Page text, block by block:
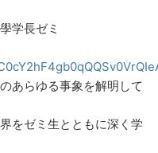
学長ゼミ
あらゆる事象を解明して
生とともに深く学